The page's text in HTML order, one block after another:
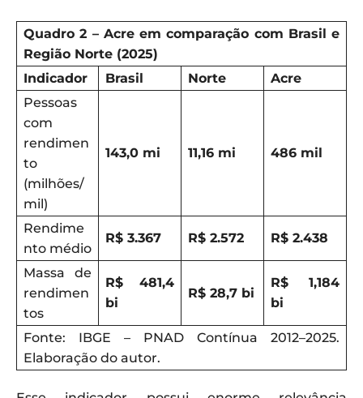
Quadro2 – Acre em comparação com Brasil e
Região Norte (2025)
Indicador
Brasil Norte
Acre
Pessoas
com
rendimen
to
(milhões/
mil)
143,0 mi 11,16 mi 486 mil
Rendime
nto médio
R$ 3.367 R$ 2.572 R$ 2.438
Massa de
rendimen
tos
R$ 481,4
bi
R$ 28,7 bi
R$ 1,184
bi
Fonte: IBGE – PNAD Contínua 2012–2025.
Elaboração do autor.